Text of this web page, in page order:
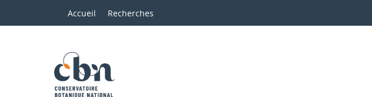
Accueil Recherches